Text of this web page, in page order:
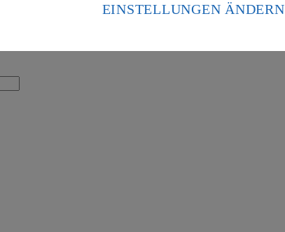
Risiko eines Zugriffs durch US-amerikanische Behörden.
EINSTELLUNGEN ÄNDERN